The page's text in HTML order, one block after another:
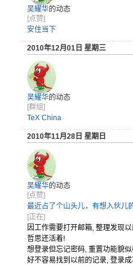
吴耀华的动态
[点赞]
安住当下
2010年12月01日 星期三
吴耀华的动态
[群组]
TeX China
2010年11月28日 星期日
吴耀华的动态
[点赞]
最近占了个山头儿，有想入伙儿
[正在]
因工作需要打开邮箱, 整理发现以
哲思还活着!
想登录但忘记密码, 重置功能貌似
好不容易找到以前的记录, 登录